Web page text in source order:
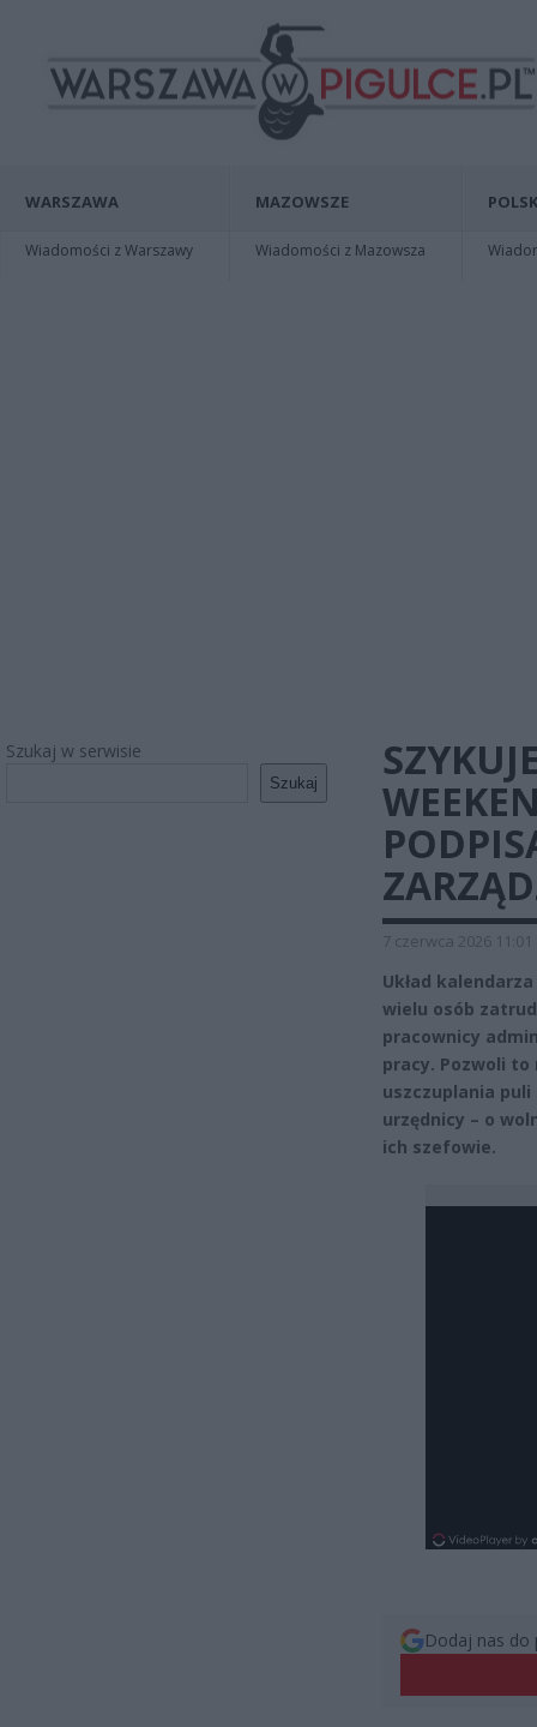
WARSZAWA
Wiadomości z Warszawy
MAZOWSZE
Wiadomości z Mazowsza
Szukaj w serwisie
Szukaj
7 czerwca 2026 11:01
Układ
wielu osób
pracownicy
pracy. Pozwoli
uszczuplania
urzędnicy – o
ich szefowie.
Dodaj nas do